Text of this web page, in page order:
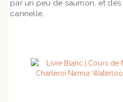
par un peu de saumon, et
cannelle.